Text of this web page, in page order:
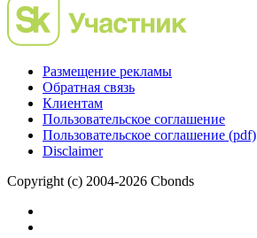
Размещение рекламы
Обратная связь
Клиентам
Пользовательское соглашение
Пользовательское соглашение (pdf)
Disclaimer
Copyright (c) 2004-2026 Cbonds